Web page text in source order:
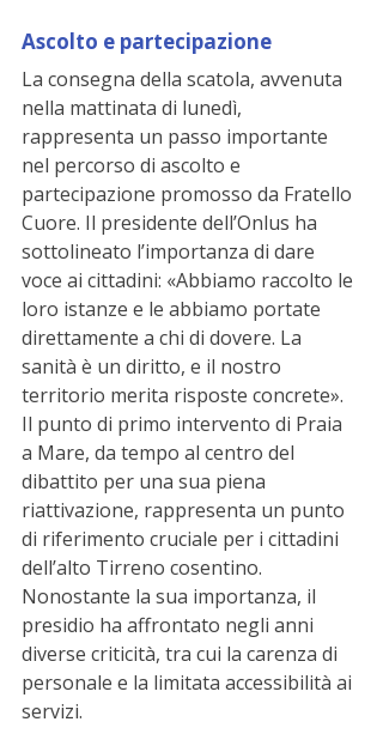
Ascolto e partecipazione
La consegna della scatola, avvenuta
nella mattinata di lunedì,
rappresenta un passo importante
nel percorso di ascolto e
partecipazione promosso da Fratello
Cuore. Il presidente dell’Onlus ha
sottolineato l’importanza di dare
voce ai cittadini: «Abbiamo raccolto le
loro istanze e le abbiamo portate
direttamente a chi di dovere. La
sanità è un diritto, e il nostro
territorio merita risposte concrete».
Il punto di primo intervento di Praia
a Mare, da tempo al centro del
dibattito per una sua piena
riattivazione, rappresenta un punto
di riferimento cruciale per i cittadini
dell’alto Tirreno cosentino.
Nonostante la sua importanza, il
presidio ha affrontato negli anni
diverse criticità, tra cui la carenza di
personale e la limitata accessibilità ai
servizi.